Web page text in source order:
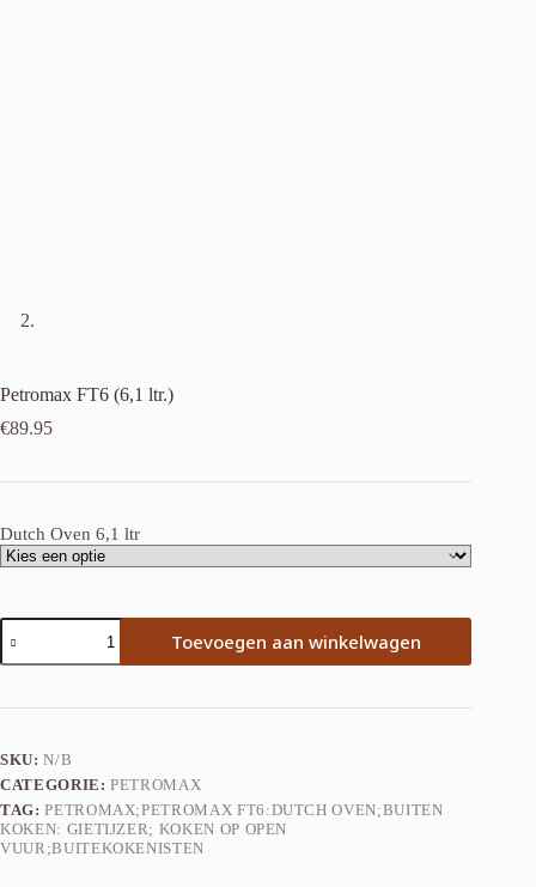
Petromax FT6 (6,1 ltr.)
€89.95
Dutch Oven 6,1 ltr
Petromax
FT6
(6,1
aantal
Toevoegen aan winkelwagen
SKU:N/B
CATEGORIE:PETROMAX
TAG:PETROMAX;PETROMAX FT6:DUTCH OVEN;BUITEN
KOKEN: GIETIJZER; KOKEN OP OPEN
VUUR;BUITEKOKENISTEN